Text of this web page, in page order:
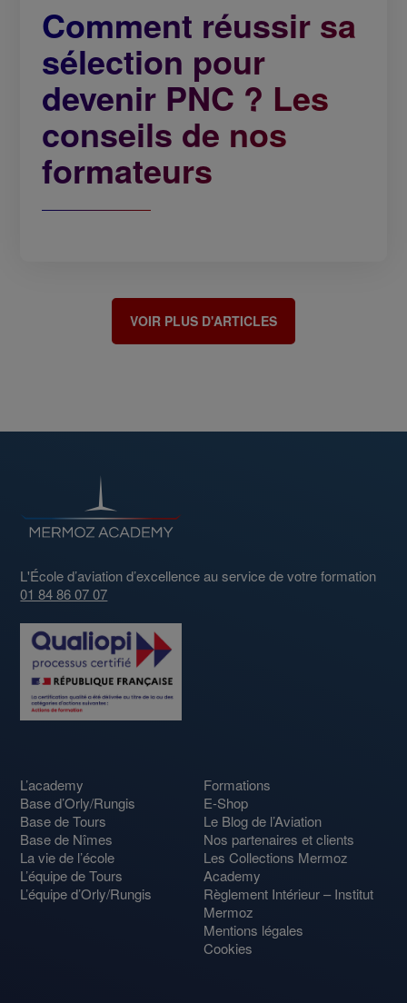
Comment réussir sa
sélection pour
devenir PNC ? Les
conseils de nos
formateurs
VOIR PLUS D'ARTICLES
L'École d’aviation d’excellence au service de votre formation
01 84 86 07 07
L’academy
Base d’Orly/Rungis
Base de Tours
Base de Nîmes
La vie de l’école
L’équipe de Tours
L’équipe d’Orly/Rungis
Formations
E-Shop
Le Blog de l’Aviation
Nos partenaires et clients
Les Collections Mermoz
Academy
Règlement Intérieur – Institut
Mermoz
Mentions légales
Cookies